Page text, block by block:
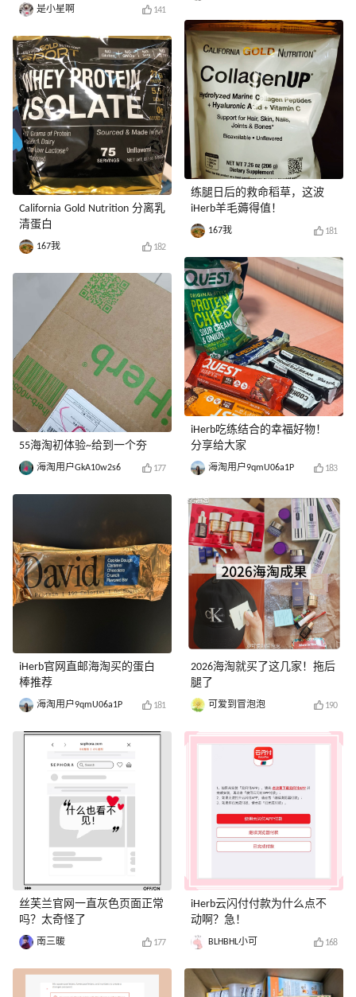
是小星啊 141
California Gold Nutrition 分离乳
清蛋白
167我 182
55海淘初体验~给到一个夯
海淘用户GkA10w2s6 177
iHerb官网直邮海淘买的蛋白
棒推荐
海淘用户9qmU06a1P 181
丝芙兰官网一直灰色页面正常
吗？太奇怪了
南三暖 177
练腿日后的救命稻草，这波
iHerb羊毛薅得值！
167我 181
iHerb吃练结合的幸福好物！
分享给大家
海淘用户9qmU06a1P 183
2026海淘就买了这几家！拖后
腿了
可爱到冒泡泡 190
iHerb云闪付付款为什么点不
动啊？急！
BLHBHL小可 168